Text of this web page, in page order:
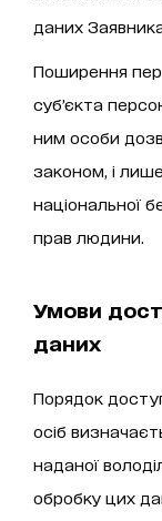
даних
Поширення
суб’єкта
ним особи
законом, і
національної
прав людини.
Умови
даних
Порядок
осіб
наданої
обробку цих